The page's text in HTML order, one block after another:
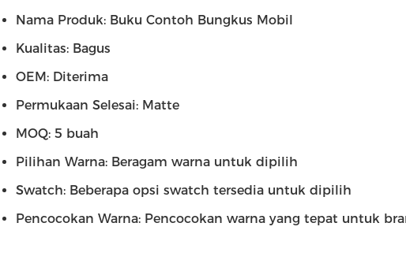
Nama Produk: Buku Contoh Bungkus Mobil
Kualitas: Bagus
OEM: Diterima
Permukaan Selesai: Matte
MOQ: 5 buah
Pilihan Warna: Beragam warna untuk dipilih
Swatch: Beberapa opsi swatch tersedia untuk dipilih
Pencocokan Warna: Pencocokan warna yang tepat untuk